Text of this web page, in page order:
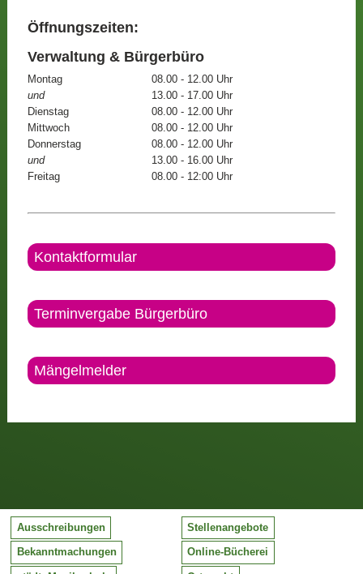
Öffnungszeiten:
Verwaltung & Bürgerbüro
Montag
08.00 - 12.00 Uhr
und
13.00 - 17.00 Uhr
Dienstag
08.00 - 12.00 Uhr
Mittwoch
08.00 - 12.00 Uhr
Donnerstag
08.00 - 12.00 Uhr
und
13.00 - 16.00 Uhr
Freitag
08.00 - 12:00 Uhr
Kontaktformular
Terminvergabe Bürgerbüro
Mängelmelder
Ausschreibungen Stellenangebote
Bekanntmachungen Online-Bücherei